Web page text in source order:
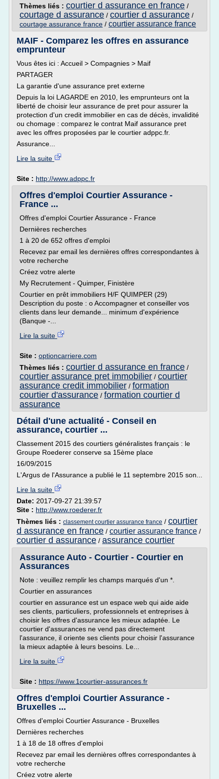
Thèmes liés : courtier d assurance en france /
courtage d assurance / courtier d assurance /
courtage assurance france / courtier assurance france
MAIF - Comparez les offres en assurance
emprunteur
Vous êtes ici : Accueil > Compagnies > Maif
PARTAGER
La garantie d'une assurance pret externe
Depuis la loi LAGARDE en 2010, les emprunteurs ont la
liberté de choisir leur assurance de pret pour assurer la
protection d'un credit immobilier en cas de décès, invalidité
ou chomage : comparez le contrat Maif assurance pret
avec les offres proposées par le courtier adppc.fr.
Assurance...
Lire la suite
Site : http://www.adppc.fr
Offres d'emploi Courtier Assurance -
France ...
Offres d'emploi Courtier Assurance - France
Dernières recherches
1 à 20 de 652 offres d'emploi
Recevez par email les dernières offres correspondantes à
votre recherche
Créez votre alerte
My Recrutement - Quimper, Finistère
Courtier en prêt immobiliers H/F QUIMPER (29)
Description du poste : o Accompagner et conseiller vos
clients dans leur demande... minimum d'expérience
(Banque -...
Lire la suite
Site : optioncarriere.com
Thèmes liés : courtier d assurance en france /
courtier assurance pret immobilier / courtier
assurance credit immobilier / formation
courtier d'assurance / formation courtier d
assurance
Détail d'une actualité - Conseil en
assurance, courtier ...
Classement 2015 des courtiers généralistes français : le
Groupe Roederer conserve sa 15ème place
16/09/2015
L'Argus de l'Assurance a publié le 11 septembre 2015 son...
Lire la suite
Date: 2017-09-27 21:39:57
Site : http://www.roederer.fr
Thèmes liés : classement courtier assurance france / courtier
d assurance en france / courtier assurance france /
courtier d assurance / assurance courtier
Assurance Auto - Courtier - Courtier en
Assurances
Note : veuillez remplir les champs marqués d'un *.
Courtier en assurances
courtier en assurance est un espace web qui aide aide
ses clients, particuliers, professionnels et entreprises à
choisir les offres d'assurance les mieux adaptée. Le
courtier d'assurances ne vend pas directement
l'assurance, il oriente ses clients pour choisir l'assurance
la mieux adaptée à leurs besoins. Le...
Lire la suite
Site : https://www.1courtier-assurances.fr
Offres d'emploi Courtier Assurance -
Bruxelles ...
Offres d'emploi Courtier Assurance - Bruxelles
Dernières recherches
1 à 18 de 18 offres d'emploi
Recevez par email les dernières offres correspondantes à
votre recherche
Créez votre alerte